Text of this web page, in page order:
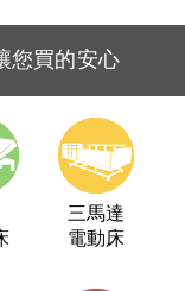
您買的安心
三馬達
電動床